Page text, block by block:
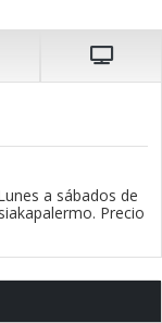
a sábados de
Precio